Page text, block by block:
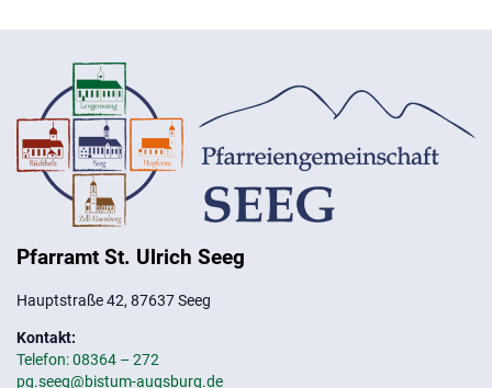
Pfarramt St. Ulrich Seeg
Hauptstraße 42, 87637 Seeg
Kontakt:
Telefon: 08364 – 272
pg.seeg@bistum-augsburg.de